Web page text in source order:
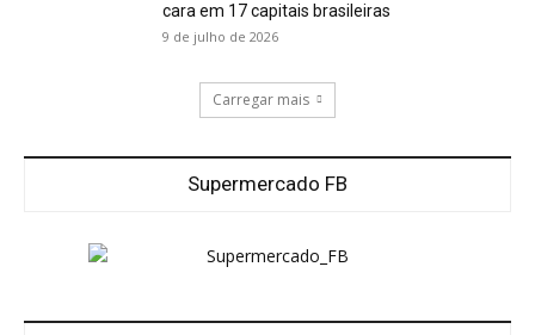
cara em 17 capitais brasileiras
9 de julho de 2026
Carregar mais
Supermercado FB